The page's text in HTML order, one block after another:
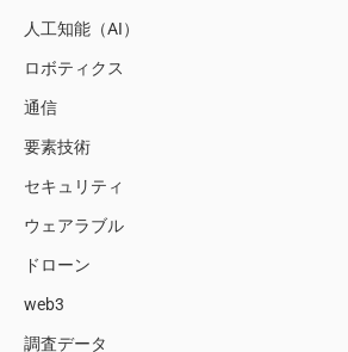
人工知能（AI）
ロボティクス
通信
要素技術
セキュリティ
ウェアラブル
ドローン
web3
調査データ